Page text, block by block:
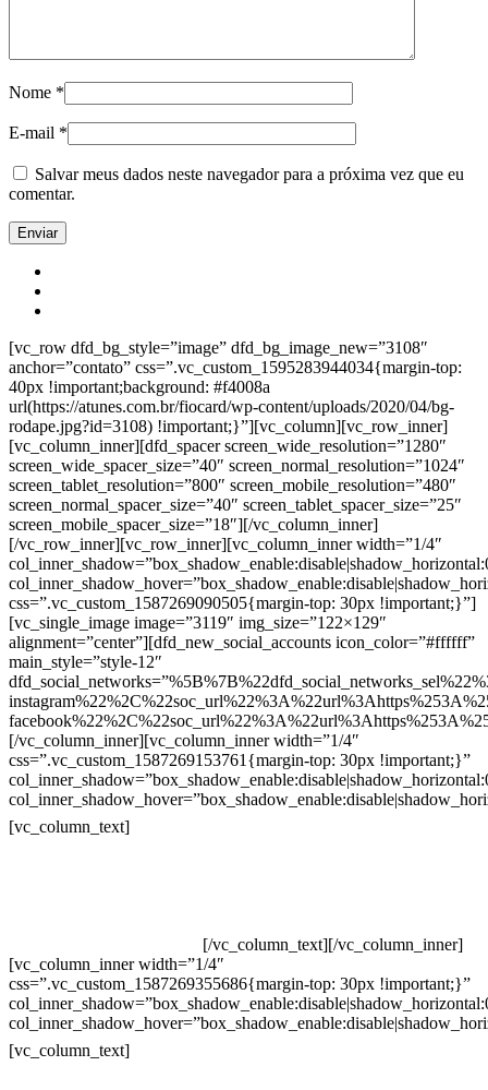
Nome *
E-mail *
Salvar meus dados neste navegador para a próxima vez que eu
comentar.
[vc_row dfd_bg_style=”image” dfd_bg_image_new=”3108″
anchor=”contato” css=”.vc_custom_1595283944034{margin-top:
40px !important;background: #f4008a
url(https://atunes.com.br/fiocard/wp-content/uploads/2020/04/bg-
rodape.jpg?id=3108) !important;}”][vc_column][vc_row_inner]
[vc_column_inner][dfd_spacer screen_wide_resolution=”1280″
screen_wide_spacer_size=”40″ screen_normal_resolution=”1024″
screen_tablet_resolution=”800″ screen_mobile_resolution=”480″
screen_normal_spacer_size=”40″ screen_tablet_spacer_size=”25″
screen_mobile_spacer_size=”18″][/vc_column_inner]
[/vc_row_inner][vc_row_inner][vc_column_inner width=”1/4″
css=”.vc_custom_1587269090505{margin-top: 30px !important;}”]
[vc_single_image image=”3119″ img_size=”122×129″
alignment=”center”][dfd_new_social_accounts icon_color=”#ffffff”
main_style=”style-12″
[/vc_column_inner][vc_column_inner width=”1/4″
css=”.vc_custom_1587269153761{margin-top: 30px !important;}”
[vc_column_text]
[/vc_column_text][/vc_column_inner]
[vc_column_inner width=”1/4″
css=”.vc_custom_1587269355686{margin-top: 30px !important;}”
[vc_column_text]